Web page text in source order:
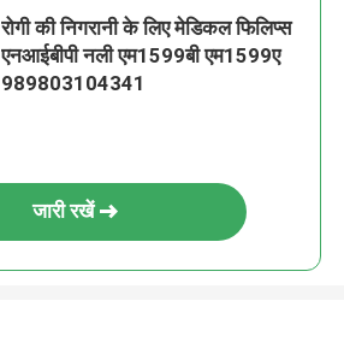
रोगी की निगरानी के लिए मेडिकल फिलिप्स
एनआईबीपी नली एम1599बी एम1599ए
989803104341
जारी रखें